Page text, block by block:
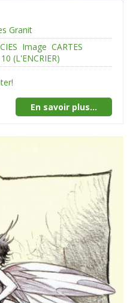
Granit
Image CARTES
(L'ENCRIER)
En savoir plus...